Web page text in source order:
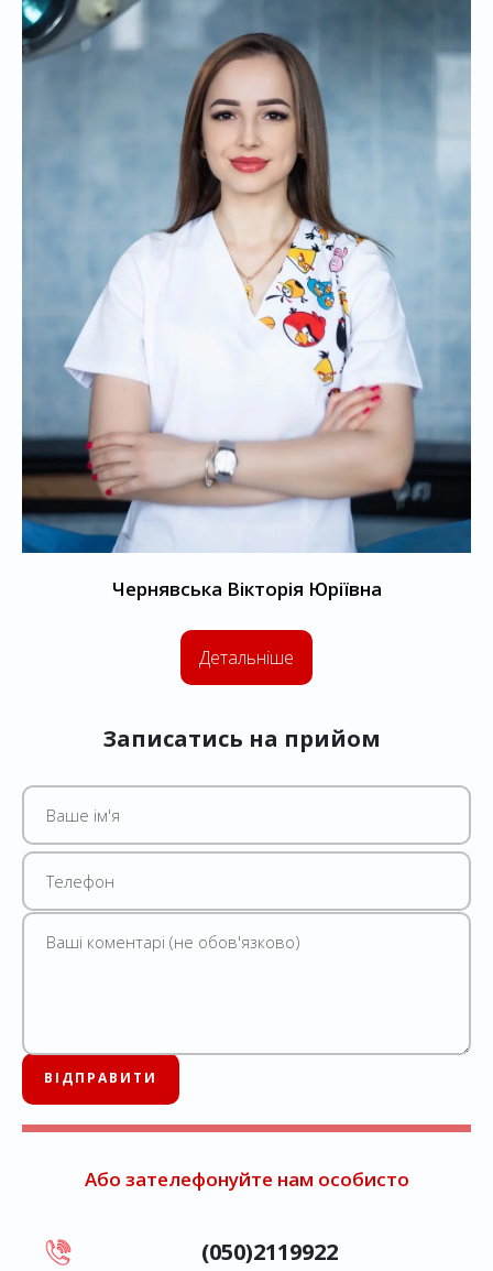
Чернявська Вікторія Юріївна
Детальніше
Записатись на прийом
Або зателефонуйте нам особисто
(050)2119922